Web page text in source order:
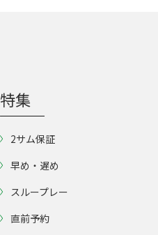
特集
2サム保証
早め・遅め
スループレー
直前予約